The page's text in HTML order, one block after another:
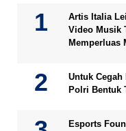
Artis Italia
Video Musik
Memperluas
Untuk Cegah
Polri Bentuk
Esports